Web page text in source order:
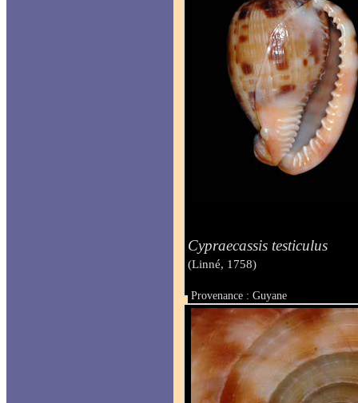
Cypraecassis testiculus
(Linné, 1758)
Provenance : Guyane
Taille : 42 mm